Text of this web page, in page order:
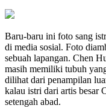
Baru-baru ini foto sang
di media sosial. Foto
sebuah lapangan. Chen
masih memiliki tubuh
dilihat dari penampilan
kalau istri dari artis besar
setengah abad.